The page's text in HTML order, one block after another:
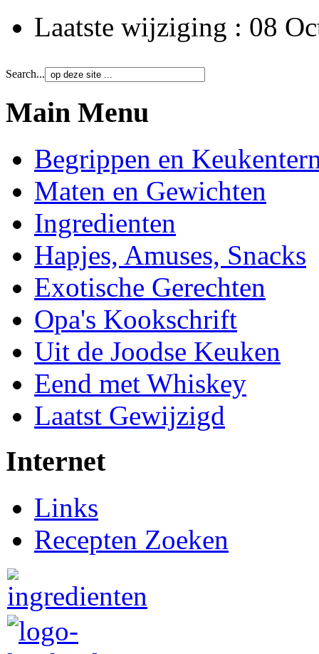
Laatste wijziging : 08
Search...
Main Menu
Begrippen en
Maten en Gewichten
Ingredienten
Hapjes, Amuses, Snacks
Exotische Gerechten
Opa's Kookschrift
Uit de Joodse Keuken
Eend met Whiskey
Laatst Gewijzigd
Internet
Links
Recepten Zoeken